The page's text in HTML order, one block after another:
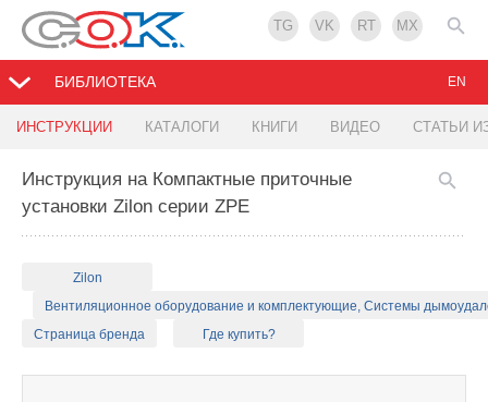
TG VK RT MX
БИБЛИОТЕКА
ИНСТРУКЦИИ КАТАЛОГИ КНИГИ ВИДЕО СТАТЬИ
EN
Инструкция на Компактные приточные
установки Zilon серии ZPE
Zilon
Вентиляционное оборудование и комплектующие, Системы
Страница бренда
Где купить?